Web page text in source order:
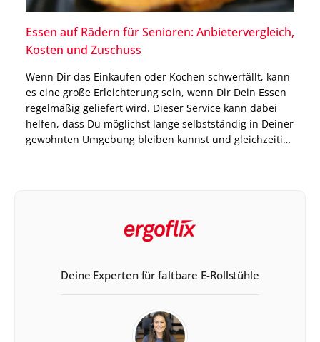
Essen auf Rädern für Senioren: Anbietervergleich,
Kosten und Zuschuss
Wenn Dir das Einkaufen oder Kochen schwerfällt, kann
es eine große Erleichterung sein, wenn Dir Dein Essen
regelmäßig geliefert wird. Dieser Service kann dabei
helfen, dass Du möglichst lange selbstständig in Deiner
gewohnten Umgebung bleiben kannst und gleichzeitig
Deine Experten für faltbare E-Rollstühle